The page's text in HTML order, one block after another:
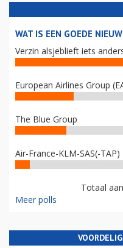
WAT IS EEN GOEDE
Verzin alsjeblieft iets
European Airlines Group
The Blue Group
Air-France-KLM-SAS(-TAP)
Totaal
Meer polls